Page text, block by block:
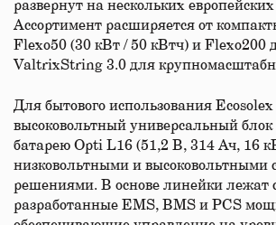
развернут на нескольких
Ассортимент расширяется от
Flexo50 (30 кВт / 50 кВтч) и Flexo200
ValtrixString 3.0 для
Для бытового использования
высоковольтный универсальный
батарею Opti L16 (51,2 В, 314 Ач, 16
низковольтными и высоковольтными
решениями. В основе линейки лежат
разработанные EMS, BMS и PCS